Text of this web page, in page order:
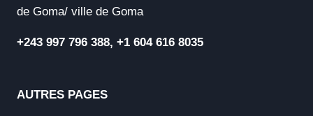
de Goma/ ville de Goma
+243 997 796 388, +1 604 616 8035
AUTRES PAGES